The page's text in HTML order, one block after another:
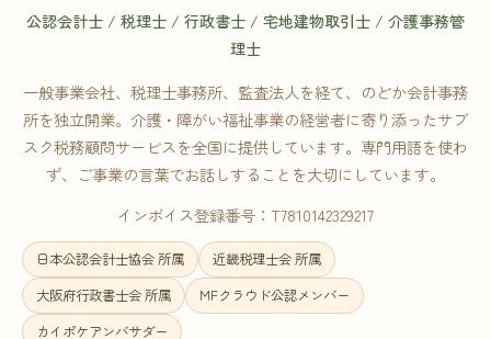
公認会計士 / 税理士 / 行政書士 / 宅地建物取引士 / 介護事務管
理士
一般事業会社、税理士事務所、監査法人を経て、のどか会計事務
所を独立開業。介護・障がい福祉事業の経営者に寄り添ったサブ
スク税務顧問サービスを全国に提供しています。専門用語を使わ
ず、ご事業の言葉でお話しすることを大切にしています。
インボイス登録番号：T7810142329217
日本公認会計士協会 所属
近畿税理士会 所属
大阪府行政書士会 所属
MFクラウド公認メンバー
カイポケアンバサダー